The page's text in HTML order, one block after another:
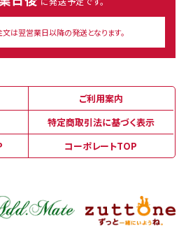
は翌営業日以降の発送となります。
ご利用案内
特定商取引法に基づく表示
コーポレートTOP